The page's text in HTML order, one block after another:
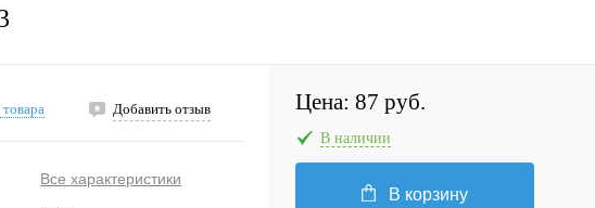
Добавить отзыв
Все характеристики
Цена: 87 руб.
В наличии
В корзину